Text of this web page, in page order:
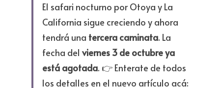
El safari nocturno por Otoya y La
California sigue creciendo y ahora
tendrá una tercera caminata. La
fecha del viernes 3 de octubre ya
está agotada. 👉 Enterate de todos